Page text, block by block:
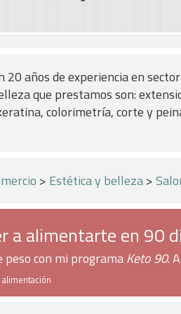
20 años de experiencia en
que prestamos son:
colorimetría, corte y
> Estética y belleza>
a alimentarte en 90
peso con mi programaKeto 90.